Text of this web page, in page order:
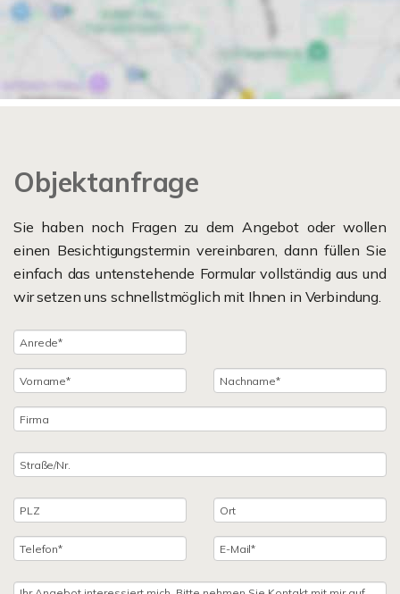
Objektanfrage
Sie haben noch Fragen zu dem Angebot oder wollen
einen Besichtigungstermin vereinbaren, dann füllen Sie
einfach das untenstehende Formular vollständig aus und
wir setzen uns schnellstmöglich mit Ihnen in Verbindung.